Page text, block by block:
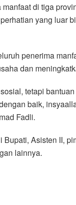
manfaat di tiga
yang luar
penerima
dan
tetapi
baik,
Fadli.
Bupati, Asisten II,
lainnya.